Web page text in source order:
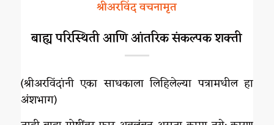
श्रीअरविंद वचनामृत
बाह्य परिस्थिती आणि आंतरिक संकल्पक शक्ती
(श्रीअरविंदांनी एका साधकाला लिहिलेल्या पत्रामधील हा
अंशभाग)